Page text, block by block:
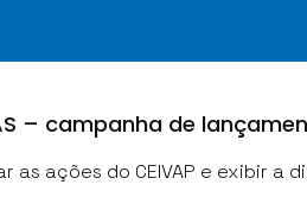
– campanha de
as ações do CEIVAP e exibir